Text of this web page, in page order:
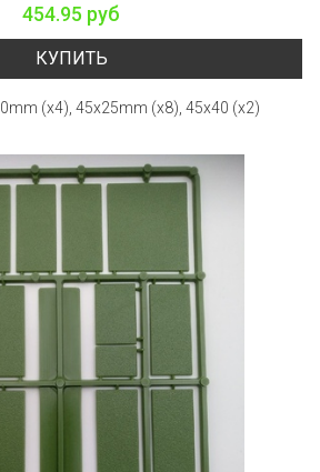
454.95 руб
КУПИТЬ
(x4), 45x25mm (x8), 45x40 (x2)